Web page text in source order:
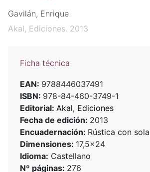
Gavilán, Enrique
Akal, Ediciones. 2013
Ficha técnica
EAN: 9788446037491
ISBN: 978-84-460-3749-1
Editorial: Akal, Ediciones
Fecha de edición: 2013
Encuadernación: Rústica con
Dimensiones: 17,5x24
Idioma: Castellano
Nº páginas: 276